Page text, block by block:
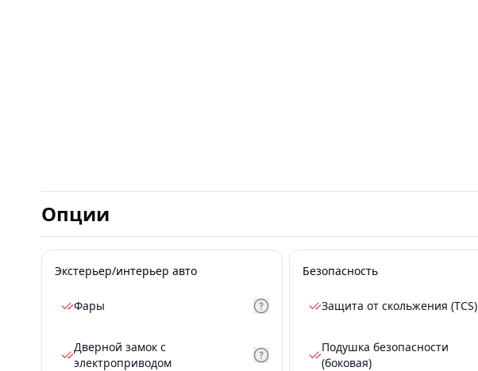
Опции
Экстерьер/интерьер авто
Фары
Дверной замок с
электроприводом
Безопасность
Защита от скольжения (TCS)
Подушка безопасности
(боковая)